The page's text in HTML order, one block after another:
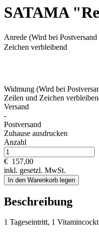
SATAMA
Anrede (Wird bei
Zeichen verbleibend
Widmung (Wird bei
Zeilen und Zeichen
Versand
-
Postversand
Zuhause ausdrucken
Anzahl
€ 157,00
inkl. gesetzl. MwSt.
In den Warenkorb legen
Beschreibung
1 Tageseintritt, 1